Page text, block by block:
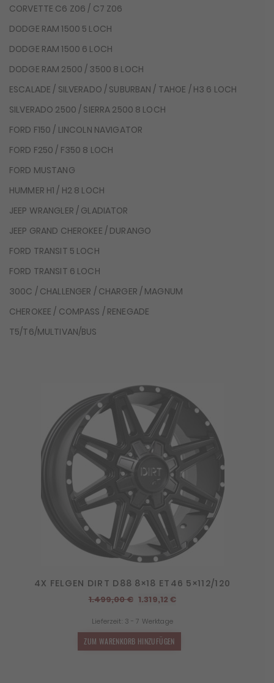
CORVETTE C6 Z06 / C7 Z06
DODGE RAM 1500 5 LOCH
DODGE RAM 1500 6 LOCH
DODGE RAM 2500 / 3500 8 LOCH
ESCALADE / SILVERADO / SUBURBAN / TAHOE / H3 6 LOCH
SILVERADO 2500 / SIERRA 2500 8 LOCH
FORD F150 / LINCOLN NAVIGATOR
FORD F250 / F350 8 LOCH
FORD MUSTANG
HUMMER H1 / H2 8 LOCH
JEEP WRANGLER / GLADIATOR
JEEP GRAND CHEROKEE / DURANGO
FORD TRANSIT 5 LOCH
FORD TRANSIT 6 LOCH
300C / CHALLENGER / CHARGER / MAGNUM
CHEROKEE / COMPASS / RENEGADE
T5/T6/MULTIVAN/BUS
4X FELGEN DIRT D88 8×18 ET46 5×112/120
1.499,00€ Ursprünglicher
war:
1.499,00 €
1.319,12€Aktueller
Lieferzeit: 3 - 7 Werktage
ZUM WARENKORB HINZUFÜGEN